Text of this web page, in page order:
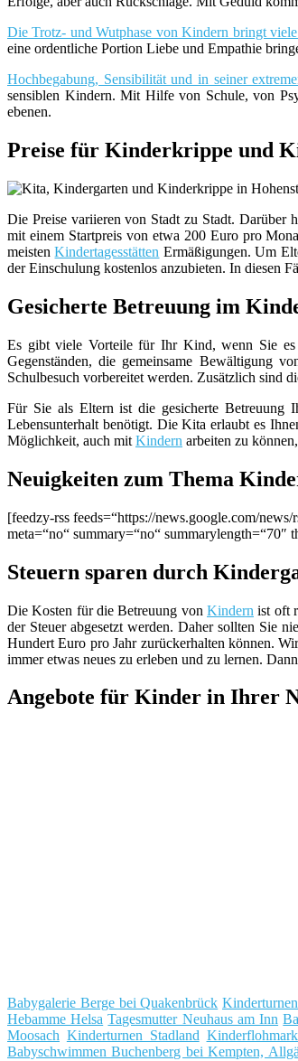
Die Trotz- und Wutphase von Kindern bringt
eine ordentliche Portion Liebe und Empathie
Hochbegabung, Sensibilität und in seiner
sensiblen Kindern. Mit Hilfe von Schule, von
ebenen.
Preise für Kinderkrippe und
Die Preise variieren von Stadt zu Stadt. Darüber
mit einem Startpreis von etwa 200 Euro pro
meistenKindertagesstätten Ermäßigungen. Um
der Einschulung kostenlos anzubieten. In diesen
Gesicherte Betreuung im
Es gibt viele Vorteile für Ihr Kind, wenn Sie es
Gegenständen, die gemeinsame Bewältigung
Schulbesuch vorbereitet werden. Zusätzlich sind
Für Sie als Eltern ist die gesicherte Betreuung
Lebensunterhalt benötigt. Die Kita erlaubt es
Möglichkeit, auch mit Kindern arbeiten zu
Neuigkeiten zum Thema
[feedzy-rss feeds=“https://news.google.com/
meta=“no“ summary=“no“ summarylength=“70″
Steuern sparen durch
Die Kosten für die Betreuung von Kindern ist oft
der Steuer abgesetzt werden. Daher sollten Sie
Hundert Euro pro Jahr zurückerhalten können.
immer etwas neues zu erleben und zu lernen.
Angebote für Kinder in Ihrer
Babygalerie Berge bei Quakenbrück
Hebamme Helsa Tagesmutter Neuhaus am Inn
Moosach Kinderturnen Stadland
Babyschwimmen Buchenberg bei Kempten,